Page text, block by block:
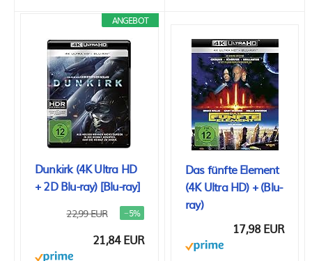
ANGEBOT
Dunkirk (4K Ultra HD
+ 2D Blu-ray) [Blu-ray]
22,99 EUR −5%
21,84 EUR
Das fünfte Element
(4K Ultra HD) + (Blu-
ray)
17,98 EUR